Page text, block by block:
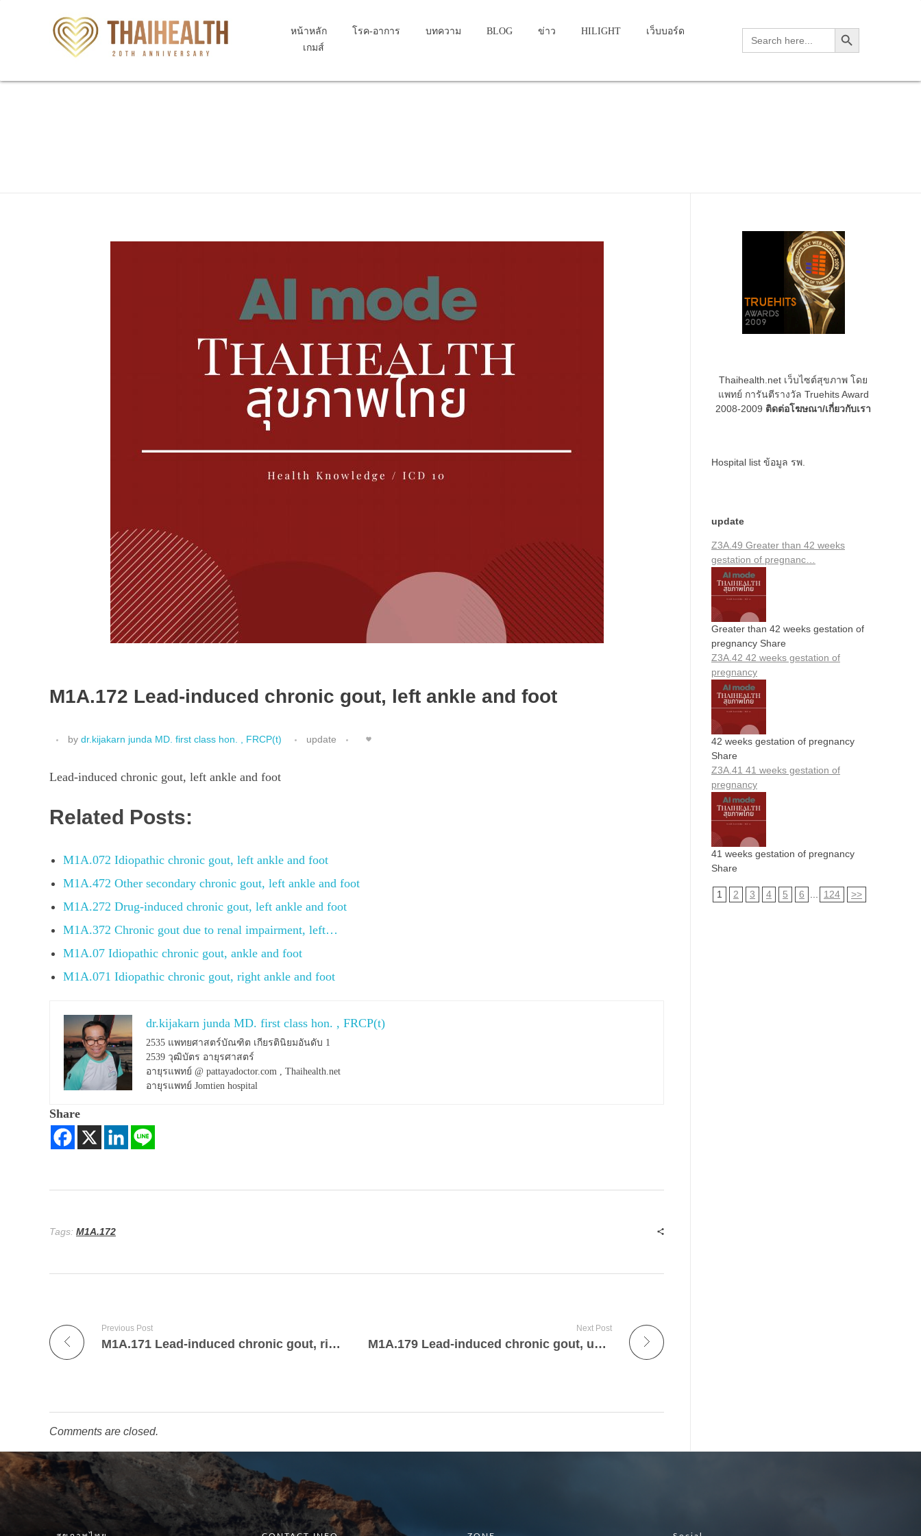
หน้าหลัก โรค-อาการ บทความ BLOG ข่าว HILIGHT
เว็บบอร์ด
เกมส์
Search
for:
Search Button
M1A.172 Lead-induced chronic gout, left ankle and foot
by dr.kijakarn junda MD. first class hon. , FRCP(t) update
Lead-induced chronic gout, left ankle and foot
Related Posts:
M1A.072 Idiopathic chronic gout, left ankle and foot
M1A.472 Other secondary chronic gout, left ankle and foot
M1A.272 Drug-induced chronic gout, left ankle and foot
M1A.372 Chronic gout due to renal impairment, left…
M1A.07 Idiopathic chronic gout, ankle and foot
M1A.071 Idiopathic chronic gout, right ankle and foot
dr.kijakarn junda MD. first class hon. , FRCP(t)
2535 แพทยศาสตร์บัณฑิต เกียรตินิยมอันดับ 1
2539 วุฒิบัตร อายุรศาสตร์
อายุรแพทย์ @ pattayadoctor.com , Thaihealth.net
อายุรแพทย์ Jomtien hospital
Share
Tags: M1A.172
Previous Post
M1A.171 Lead-induced chronic gout, right ankle and foot
Next Post
M1A.179 Lead-induced chronic gout, unspecified ankle and foot
Comments are closed.
Thaihealth.net เว็บไซต์สุขภาพ โดย
แพทย์ การันตีรางวัล Truehits Award
2008-2009 ติดต่อโฆษณา/เกี่ยวกับเรา
Hospital list ข้อมูล รพ.
update
Z3A.49 Greater than 42 weeks
gestation of pregnanc…
Greater than 42 weeks gestation of
pregnancy Share
Z3A.42 42 weeks gestation of
pregnancy
42 weeks gestation of pregnancy
Share
Z3A.41 41 weeks gestation of
pregnancy
41 weeks gestation of pregnancy
Share
1 2 3 4 5 6 124 >>